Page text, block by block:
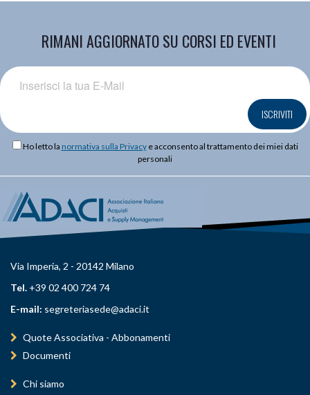
RIMANI AGGIORNATO SU CORSI ED EVENTI
ISCRIVITI
Ho letto la normativa sulla Privacye acconsento al trattamento dei miei dati
personali
Via Imperia, 2 - 20142 Milano
Tel. +39 02 400 724 74
E-mail: segreteriasede@adaci.it
Quote Associativa - Abbonamenti
Documenti
Chi siamo